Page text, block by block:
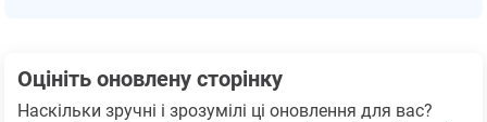
Оцініть оновлену сторінку
Наскільки зручні і зрозумілі ці оновлення для вас?